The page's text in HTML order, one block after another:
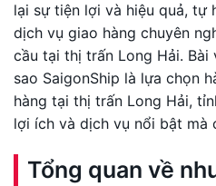
lại sự tiện lợi và hiệu quả, tự
dịch vụ giao hàng chuyên
cầu tại thị trấn Long Hải.
sao SaigonShip là lựa chọn
hàng tại thị trấn Long Hải,
lợi ích và dịch vụ nổi bật mà
Tổng quan về